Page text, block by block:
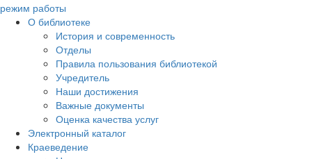
режим работы
О библиотеке
История и современность
Отделы
Правила пользования библиотекой
Учредитель
Наши достижения
Важные документы
Оценка качества услуг
Электронный каталог
Краеведение